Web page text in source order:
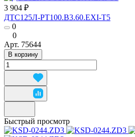
3 904 ₽
ДТС125Л-РТ100.В3.60.ЕХI-Т5
0
0
Арт. 75644
В корзину
Быстрый просмотр